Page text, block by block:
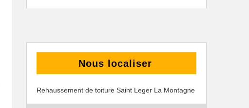
Nous localiser
Rehaussement de toiture Saint Leger La Montagne